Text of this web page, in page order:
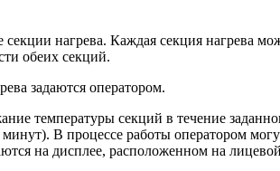
нагрева. Каждая секция нагрева
обеих секций.
задаются оператором.
температуры секций в течение
В процессе работы оператором
на дисплее, расположенном на